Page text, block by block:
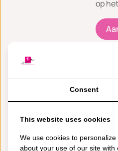
op
Om
Consent
This website uses cookies
We use cookies to
about your use of our site